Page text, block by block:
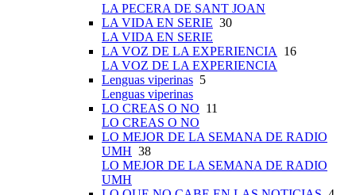
LA PECERA DE SANT JOAN
LA VIDA EN SERIE 30
LA VIDA EN SERIE
LA VOZ DE LA EXPERIENCIA
16
LA VOZ DE LA EXPERIENCIA
Lenguas viperinas 5
Lenguas viperinas
LO CREAS O NO 11
LO CREAS O NO
LO MEJOR DE LA SEMANA DE RADIO
UMH 38
LO MEJOR DE LA SEMANA DE RADIO
UMH